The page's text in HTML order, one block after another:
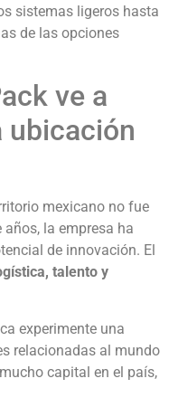
sistemas ligeros hasta
de las opciones
ve a
ubicación
mexicano no fue
la empresa ha
de innovación. El
talento y
experimente una
relacionadas al mundo
capital en el país,